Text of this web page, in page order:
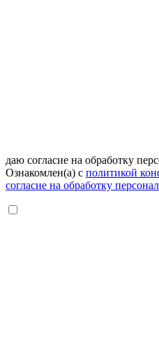
даю согласие на обработку
Ознакомлен(а) с политикой
согласие на обработку